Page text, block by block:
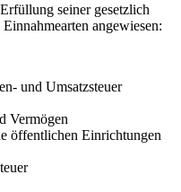
seiner gesetzlich
angewiesen:
und Umsatzsteuer
Vermögen
öffentlichen Einrichtungen